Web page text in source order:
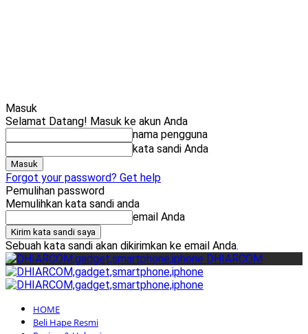
Masuk
Selamat Datang! Masuk ke akun Anda
nama pengguna
kata sandi Anda
Forgot your password? Get help
Pemulihan password
Memulihkan kata sandi anda
email Anda
Sebuah kata sandi akan dikirimkan ke email Anda.
DHIARCOM
HOME
Beli Hape Resmi